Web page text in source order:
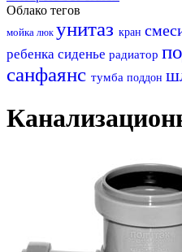
Облако тегов
мойка люк унитаз кран
ребенка сиденье радиатор
санфаянс тумба поддон